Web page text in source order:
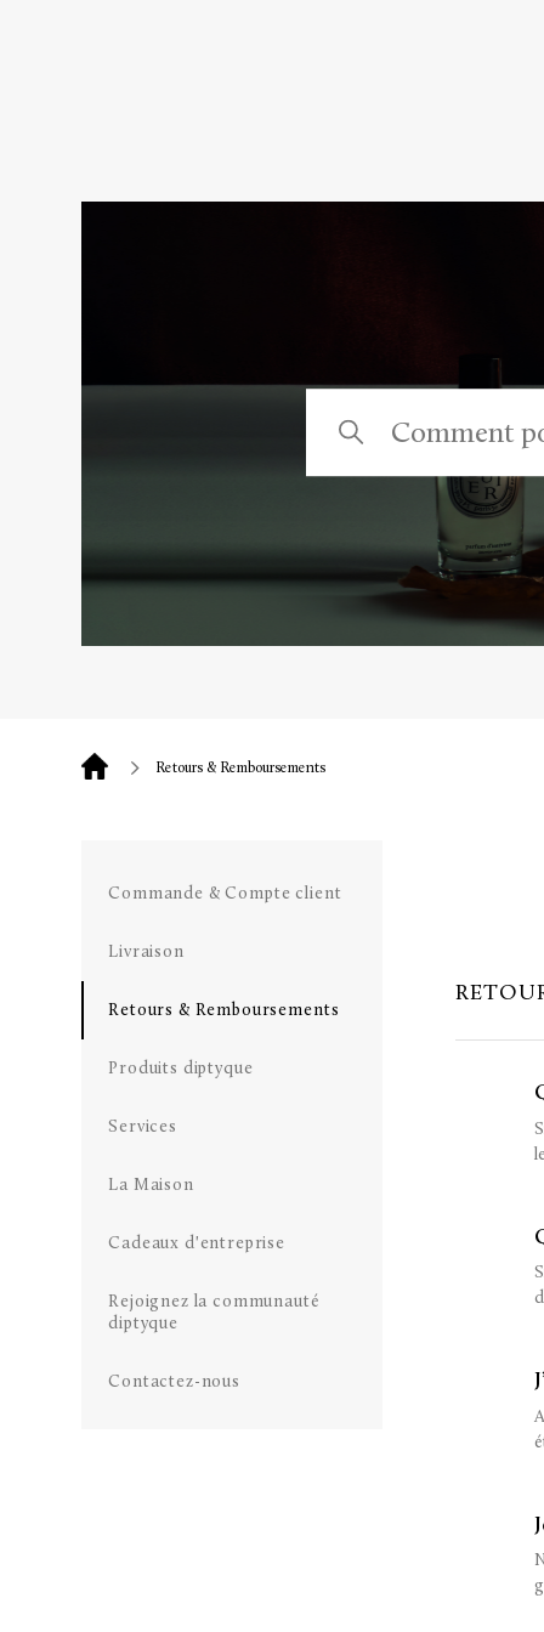
Retours & Remboursements
Commande & Compte client
Livraison
Retours & Remboursements
Produits diptyque
Services
La Maison
Cadeaux d'entreprise
Rejoignez la communauté
diptyque
Contactez-nous